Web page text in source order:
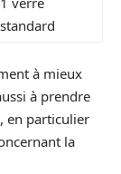
standard
à mieux
à prendre
en particulier
la